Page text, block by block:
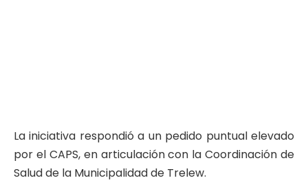
La iniciativa respondió a un pedido puntual elevado
por el CAPS, en articulación con la Coordinación de
Salud de la Municipalidad de Trelew.